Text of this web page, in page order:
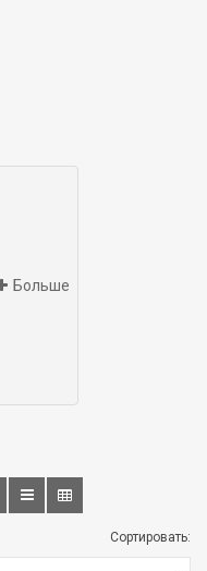
Больше
Сортировать: